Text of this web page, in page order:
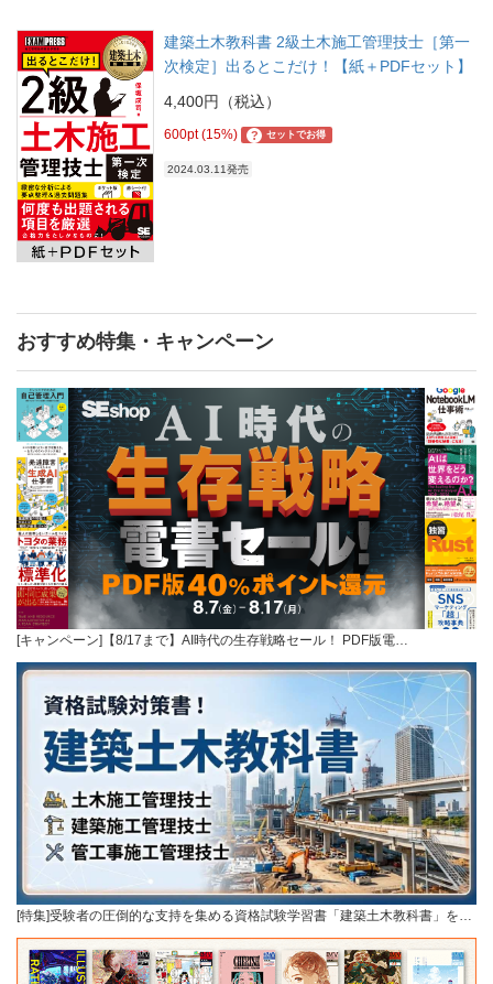
建築土木教科書 2級土木施工管理技士［第一
次検定］出るとこだけ！【紙＋PDFセット】
4,400円（税込）
600pt (15%) ? セットでお得
2024.03.11発売
おすすめ特集・キャンペーン
[キャンペーン]【8/17まで】AI時代の生存戦略セール！ PDF版電…
[特集]受験者の圧倒的な支持を集める資格試験学習書「建築土木教科書」を…